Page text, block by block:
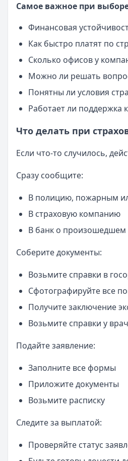
Самое важное при
Финансовая
Как быстро платят по
Сколько офисов у
Можно ли решать
Понятны ли условия
Работает ли поддержка
Что делать при
Если что-то случилось,
Сразу сообщите:
В полицию, пожарным
В страховую компанию
В банк о произошедшем
Соберите документы:
Возьмите справки в
Сфотографируйте все
Получите заключение
Возьмите справки у
Подайте заявление:
Заполните все формы
Приложите документы
Возьмите расписку
Следите за выплатой:
Проверяйте статус